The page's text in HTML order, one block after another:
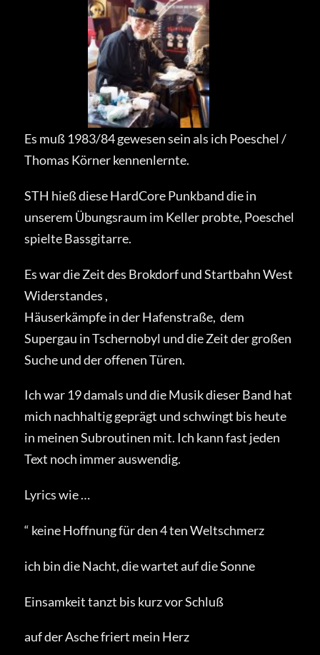
Es muß 1983/84 gewesen sein als ich Poeschel /
Thomas Körner kennenlernte.
STH hieß diese HardCore Punkband die in
unserem Übungsraum im Keller probte, Poeschel
spielte Bassgitarre.
Es war die Zeit des Brokdorf und Startbahn West
Widerstandes ,
Häuserkämpfe in der Hafenstraße, dem
Supergau in Tschernobyl und die Zeit der großen
Suche und der offenen Türen.
Ich war 19 damals und die Musik dieser Band hat
mich nachhaltig geprägt und schwingt bis heute
in meinen Subroutinen mit. Ich kann fast jeden
Text noch immer auswendig.
Lyrics wie …
“ keine Hoffnung für den 4 ten Weltschmerz
ich bin die Nacht, die wartet auf die Sonne
Einsamkeit tanzt bis kurz vor Schluß
auf der Asche friert mein Herz